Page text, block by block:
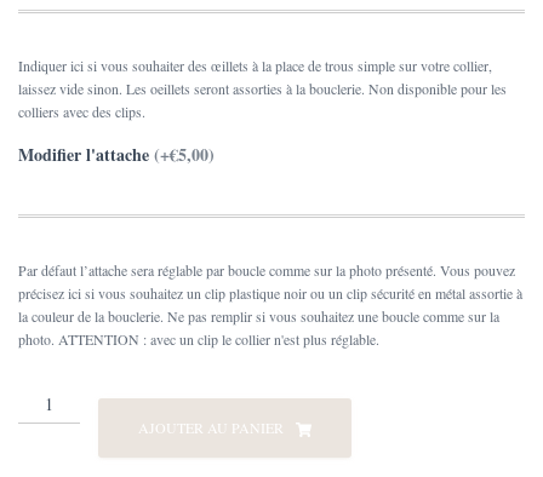
Indiquer ici si vous souhaiter des œillets à la place de trous simple sur votre collier,
laissez vide sinon. Les oeillets seront assorties à la bouclerie. Non disponible pour les
colliers avec des clips.
Modifier l'attache(+€5,00)
Par défaut l’attache sera réglable par boucle comme sur la photo présenté. Vous pouvez
précisez ici si vous souhaitez un clip plastique noir ou un clip sécurité en métal assortie à
la couleur de la bouclerie. Ne pas remplir si vous souhaitez une boucle comme sur la
photo. ATTENTION : avec un clip le collier n'est plus réglable.
quantité
de
AJOUTER AU PANIER